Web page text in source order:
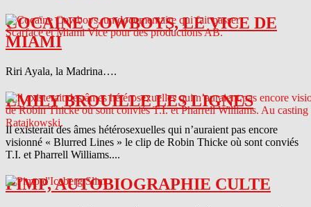
COCAINE COWBOYS, LE VICE DE
MIAMI
Riri Ayala, la Madrina….
EMILY BROUILLE LES LIGNES
Il existerait des âmes hétérosexuelles qui n’auraient pas encore
visionné « Blurred Lines » le clip de Robin Thicke où sont conviés
T.I. et Pharrell Williams....
PIMP, AUTOBIOGRAPHIE CULTE